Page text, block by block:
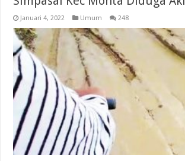
Januari 4, 2022 Umum 248